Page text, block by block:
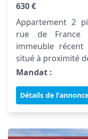
630 €
Appartement 2
rue de France
immeuble récent
situé à proximité
Mandat :
Détails de